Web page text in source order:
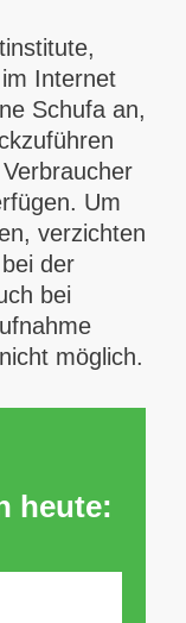
Internet
Schufa an,
Um
verzichten
der
bei
möglich.
heute: